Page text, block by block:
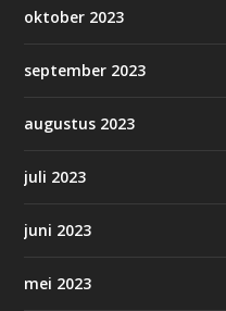
oktober 2023
september 2023
augustus 2023
juli 2023
juni 2023
mei 2023